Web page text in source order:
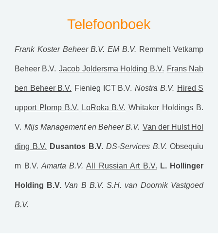
Telefoonboek
Frank Koster Beheer B.V. EM B.V. Remmelt Vetkamp
Beheer B.V. Jacob Joldersma Holding B.V. Frans Nab
ben Beheer B.V. Fienieg ICT B.V. Nostra B.V. Hired S
upport Plomp B.V. LoRoka B.V. Whitaker Holdings B.
V. Mijs Management en Beheer B.V. Van der Hulst Hol
ding B.V. Dusantos B.V. DS-Services B.V. Obsequiu
m B.V. Amarta B.V. All Russian Art B.V. L. Hollinger
Holding B.V. Van B B.V. S.H. van Doornik Vastgoed
B.V.